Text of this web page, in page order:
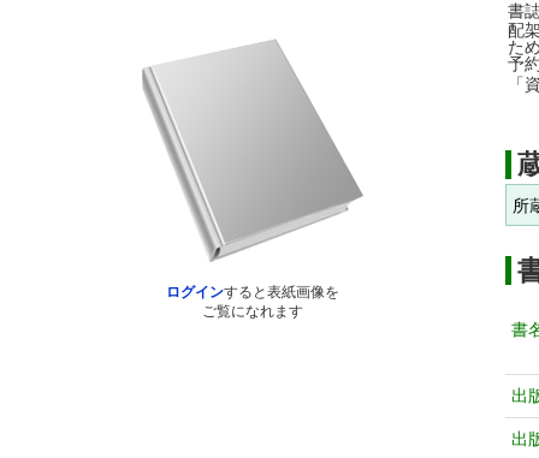
ログインすると表紙画像を
ご覧になれます
書
配
た
予
「
所
書
出
出